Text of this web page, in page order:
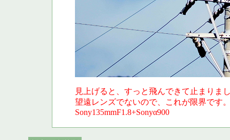
見上げると、すっと飛んできて止まりま
望遠レンズでないので、これが限界です
Sony135mmF1.8+Sonyα900